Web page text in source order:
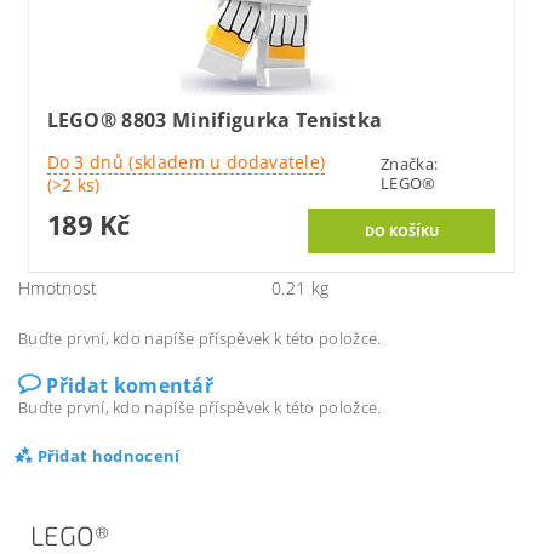
LEGO® 8803 Minifigurka Tenistka
Do 3 dnů (skladem u dodavatele)
(>2 ks)
Značka:
LEGO®
189 Kč
Hmotnost 0.21 kg
Buďte první, kdo napíše příspěvek k této položce.
Přidat komentář
Buďte první, kdo napíše příspěvek k této položce.
Přidat hodnocení
LEGO®